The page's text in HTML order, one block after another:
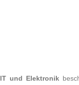
IT und Elektronik